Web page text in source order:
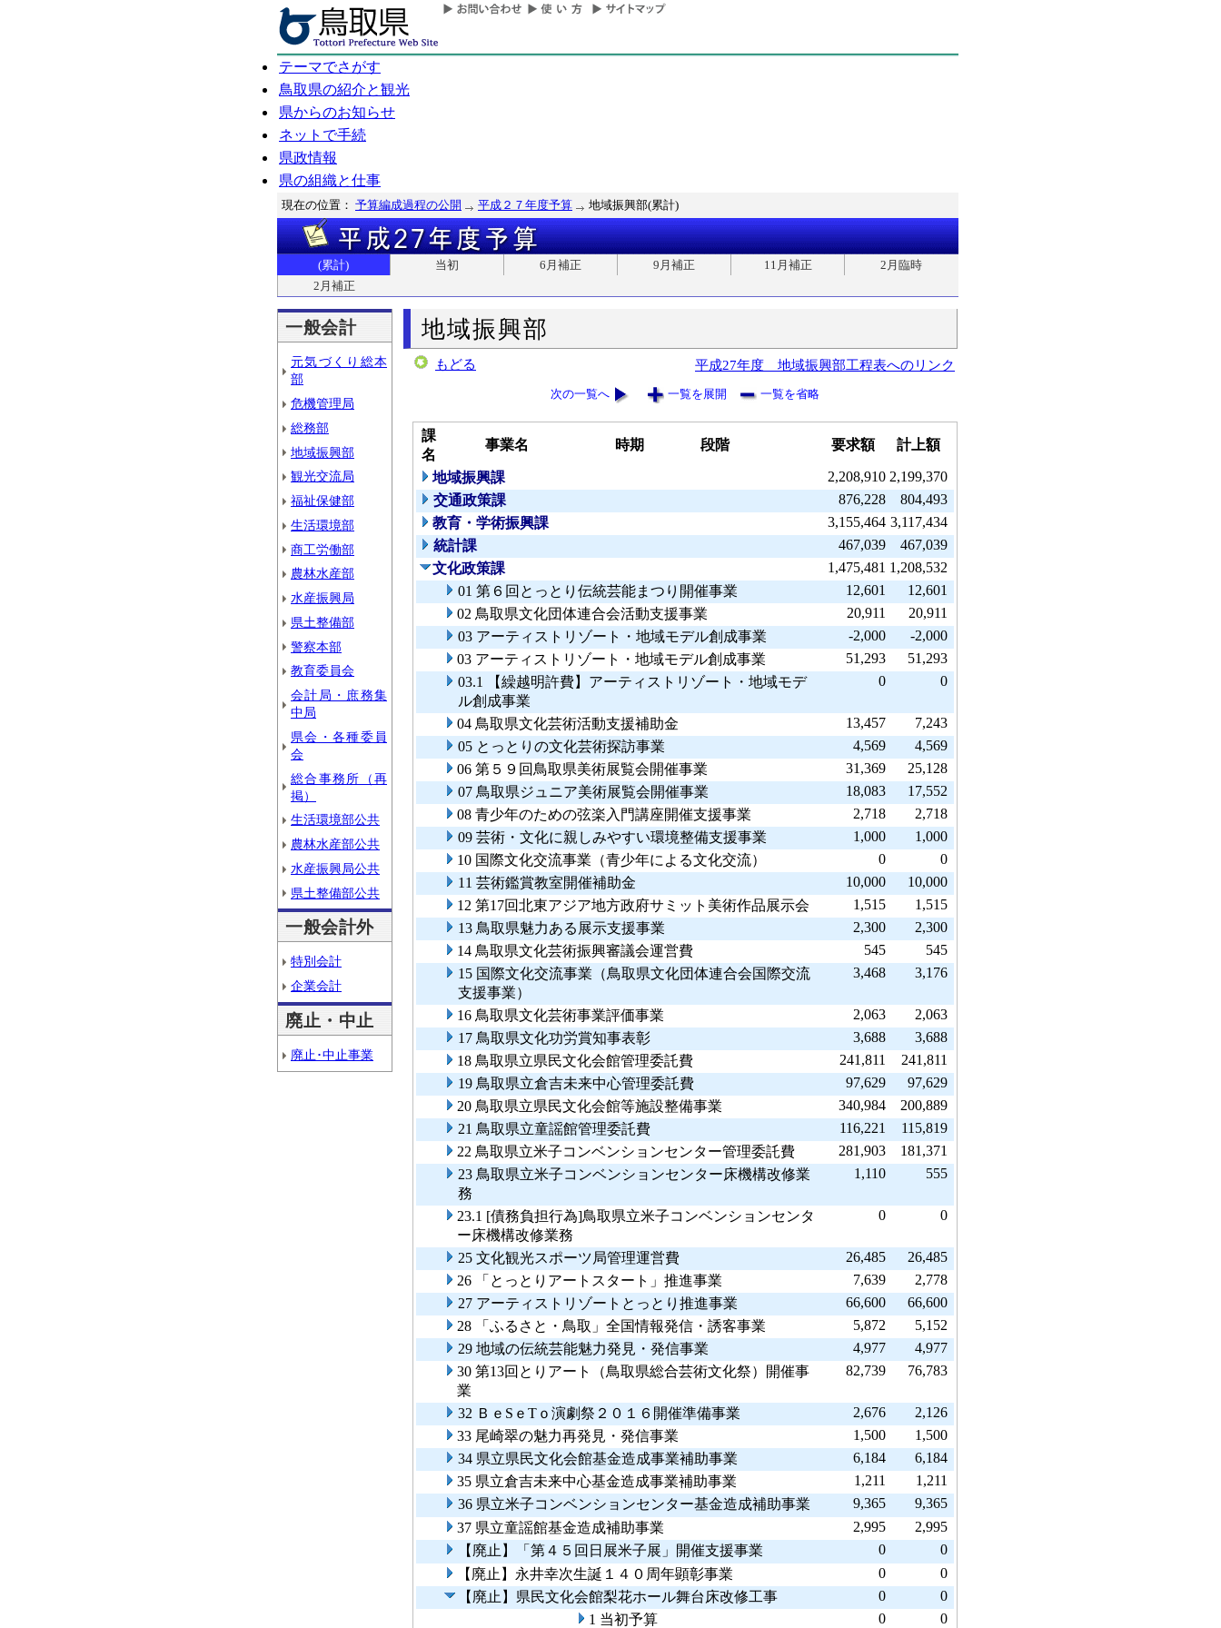
テーマでさがす
鳥取県の紹介と観光
県からのお知らせ
ネットで手続
県政情報
県の組織と仕事
現在の位置： 予算編成過程の公開 平成２７年度予算 地域振興部(累計)
(累計) 当初 6月補正 9月補正 11月補正
2月臨時
2月補正
一般会計
元気づくり総本
部
危機管理局
総務部
地域振興部
観光交流局
福祉保健部
生活環境部
商工労働部
農林水産部
水産振興局
県土整備部
警察本部
教育委員会
会計局・庶務集
中局
県会・各種委員
会
総合事務所（再
掲）
生活環境部公共
農林水産部公共
水産振興局公共
県土整備部公共
一般会計外
特別会計
企業会計
廃止・中止
廃止･中止事業
地域振興部
もどる 平成27年度 地域振興部工程表へのリンク
次の一覧へ 一覧を展開 一覧を省略
課
名
事業名 時期 段階 要求額 計上額
地域振興課 2,208,910 2,199,370
交通政策課
876,228
804,493
教育・学術振興課
3,155,464 3,117,434
統計課
467,039
467,039
文化政策課
1,475,481 1,208,532
01 第６回とっとり伝統芸能まつり開催事業
12,601
12,601
02 鳥取県文化団体連合会活動支援事業
20,911
20,911
03 アーティストリゾート・地域モデル創成事業
-2,000
-2,000
03 アーティストリゾート・地域モデル創成事業
51,293
51,293
03.1 【繰越明許費】アーティストリゾート・地域モデ
ル創成事業
0 0
04 鳥取県文化芸術活動支援補助金 13,457
7,243
05 とっとりの文化芸術探訪事業
4,569
4,569
06 第５９回鳥取県美術展覧会開催事業
31,369
25,128
07 鳥取県ジュニア美術展覧会開催事業
18,083
17,552
08 青少年のための弦楽入門講座開催支援事業
2,718
2,718
09 芸術・文化に親しみやすい環境整備支援事業
1,000
1,000
10 国際文化交流事業（青少年による文化交流）
0
0
11 芸術鑑賞教室開催補助金
10,000
10,000
12 第17回北東アジア地方政府サミット美術作品展示会
1,515
1,515
13 鳥取県魅力ある展示支援事業
2,300
2,300
14 鳥取県文化芸術振興審議会運営費
545
545
15 国際文化交流事業（鳥取県文化団体連合会国際交流
支援事業）
3,468 3,176
16 鳥取県文化芸術事業評価事業 2,063
2,063
17 鳥取県文化功労賞知事表彰
3,688
3,688
18 鳥取県立県民文化会館管理委託費
241,811
241,811
19 鳥取県立倉吉未来中心管理委託費
97,629
97,629
20 鳥取県立県民文化会館等施設整備事業
340,984
200,889
21 鳥取県立童謡館管理委託費
116,221
115,819
22 鳥取県立米子コンベンションセンター管理委託費
281,903
181,371
23 鳥取県立米子コンベンションセンター床機構改修業
務
1,110 555
23.1 [債務負担行為]鳥取県立米子コンベンションセンタ
ー床機構改修業務
0 0
25 文化観光スポーツ局管理運営費 26,485
26,485
26 「とっとりアートスタート」推進事業
7,639
2,778
27 アーティストリゾートとっとり推進事業
66,600
66,600
28 「ふるさと・鳥取」全国情報発信・誘客事業
5,872
5,152
29 地域の伝統芸能魅力発見・発信事業
4,977
4,977
30 第13回とりアート（鳥取県総合芸術文化祭）開催事
業
82,739 76,783
32 ＢｅSｅTｏ演劇祭２０１６開催準備事業 2,676
2,126
33 尾崎翠の魅力再発見・発信事業
1,500
1,500
34 県立県民文化会館基金造成事業補助事業
6,184
6,184
35 県立倉吉未来中心基金造成事業補助事業
1,211
1,211
36 県立米子コンベンションセンター基金造成補助事業
9,365
9,365
37 県立童謡館基金造成補助事業
2,995
2,995
【廃止】「第４５回日展米子展」開催支援事業
0
0
【廃止】永井幸次生誕１４０周年顕彰事業
0
0
【廃止】県民文化会館梨花ホール舞台床改修工事
0
0
1 当初予算
0 0